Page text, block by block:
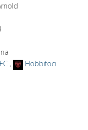
, Hobbifoci